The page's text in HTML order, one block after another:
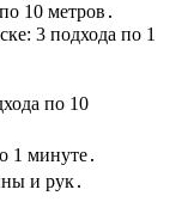
10 метров․
3 подхода по 1
по 10
1 минуте․
и рук․